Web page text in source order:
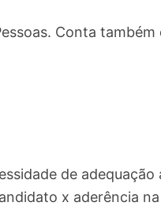
Conta também
de adequação
x aderência